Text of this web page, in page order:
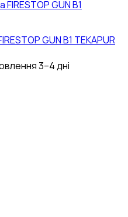
GUN B1 TEKAPUR
3–4 дні